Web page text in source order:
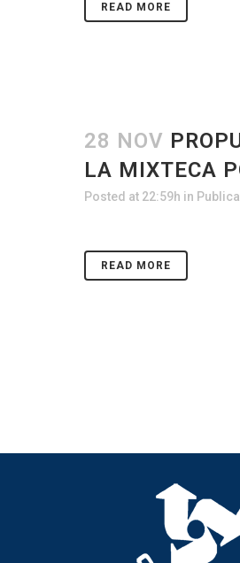
READ MORE
28 NOV
LA MIXTECA
Posted at 22:59h in
READ MORE